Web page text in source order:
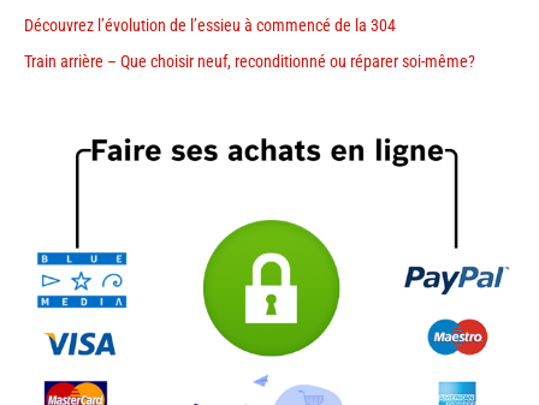
Découvrez l’évolution de l’essieu à commencé de la 304
Train arrière – Que choisir neuf, reconditionné ou réparer soi-même?